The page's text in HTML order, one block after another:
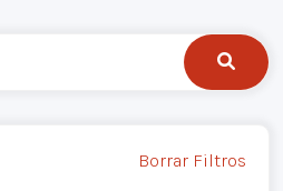
Borrar Filtros